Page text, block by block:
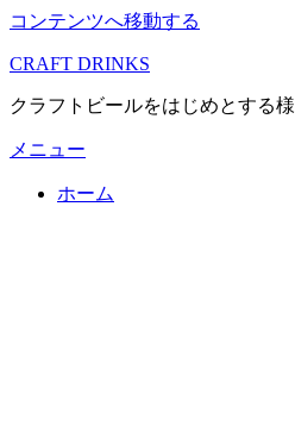
コンテンツへ移動する
CRAFT DRINKS
クラフトビールをはじめとする
メニュー
ホーム